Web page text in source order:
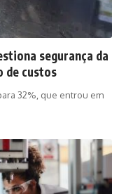
segurança da
de custos
32%, que entrou em